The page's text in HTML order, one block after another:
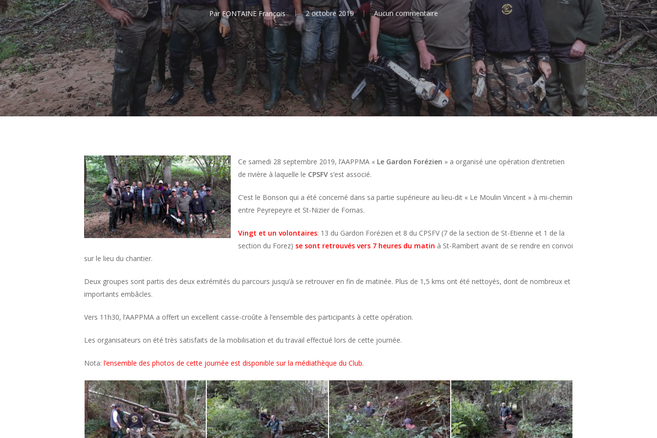
Appuyez sur Entrée pour une recherche ou ESC pour fermer
Par FONTAINE François 2 octobre 2019 Aucun commentaire
Ce samedi 28 septembre 2019, l’AAPPMA « Le Gardon Forézien » a organisé une opération d’entretien
de rivière à laquelle le CPSFV s’est associé.
C’est le Bonson qui a été concerné dans sa partie supérieure au lieu-dit « Le Moulin Vincent » à mi-chemin
entre Peyrepeyre et St-Nizier de Fornas.
Vingt et un volontaires: 13 du Gardon Forézien et 8 du CPSFV (7 de la section de St-Etienne et 1 de la
section du Forez) se sont retrouvés vers 7 heures du matin à St-Rambert avant de se rendre en convoi
sur le lieu du chantier.
Deux groupes sont partis des deux extrémités du parcours jusqu’à se retrouver en fin de matinée. Plus de 1,5 kms ont été nettoyés, dont de nombreux et
importants embâcles.
Vers 11h30, l’AAPPMA a offert un excellent casse-croûte à l’ensemble des participants à cette opération.
Les organisateurs on été très satisfaits de la mobilisation et du travail effectué lors de cette journée.
Nota: l’ensemble des photos de cette journée est disponible sur la médiathèque du Club.